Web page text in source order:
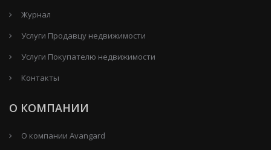
Журнал
Услуги Продавцу недвижимости
Услуги Покупателю недвижимости
Контакты
О КОМПАНИИ
О компании Avangard